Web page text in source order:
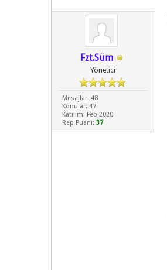
Fzt.Süm
Yönetici
Mesajlar: 48
Konular: 47
Katılım: Feb 2020
Rep Puanı: 37